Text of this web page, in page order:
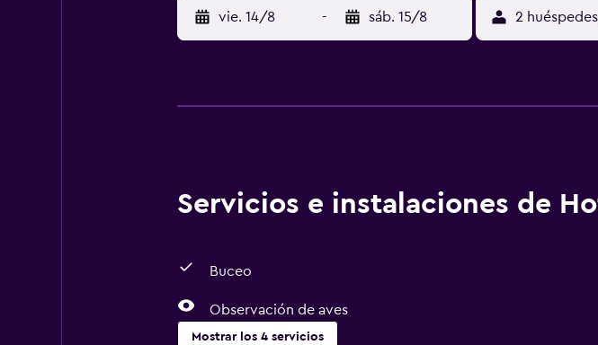
vie. 14/8 - sáb. 15/8 2
Servicios e instalaciones de
Buceo
Observación de aves
Mostrar los 4 servicios